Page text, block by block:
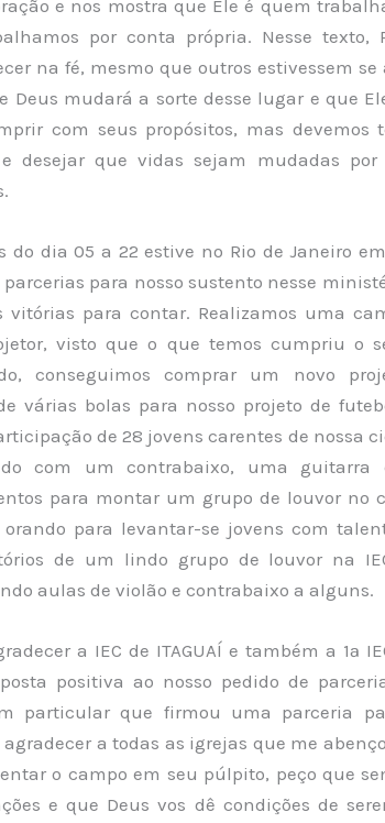
e nos mostra que Ele é quem
por conta própria. Nesse texto,
na fé, mesmo que outros estivessem
Deus mudará a sorte desse lugar e que
com seus propósitos, mas devemos
desejar que vidas sejam mudadas
do dia 05 a 22 estive no Rio de Janeiro
para nosso sustento nesse
vitórias para contar. Realizamos uma
visto que o que temos cumpriu o
conseguimos comprar um novo
várias bolas para nosso projeto de
de 28 jovens carentes de nossa
com um contrabaixo, uma
para montar um grupo de louvor no
orando para levantar-se jovens com
de um lindo grupo de louvor na
aulas de violão e contrabaixo a alguns.
a IEC de ITAGUAÍ e também a 1ª
positiva ao nosso pedido de
particular que firmou uma parceria
a todas as igrejas que me
o campo em seu púlpito, peço que
e que Deus vos dê condições de